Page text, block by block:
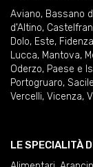
Aviano, Bassano
d'Altino,
Dolo, Este, Fidenza
Lucca, Mantova,
Oderzo, Paese e
Portogruaro, Sacile
Vercelli, Vicenza,
LE SPECIALITÀ